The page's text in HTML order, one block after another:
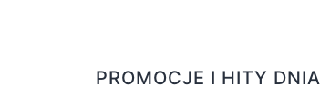
PROMOCJE I HITY DNIA